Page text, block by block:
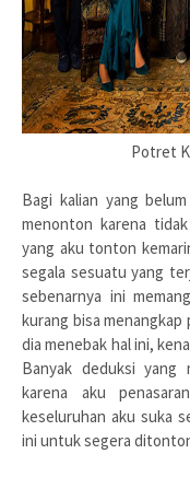
Potret
Bagi kalian yang
menonton karena
yang aku tonton
segala sesuatu yang
sebenarnya ini
kurang bisa
dia menebak hal ini,
Banyak deduksi yang
karena aku
keseluruhan aku suka
ini untuk segera